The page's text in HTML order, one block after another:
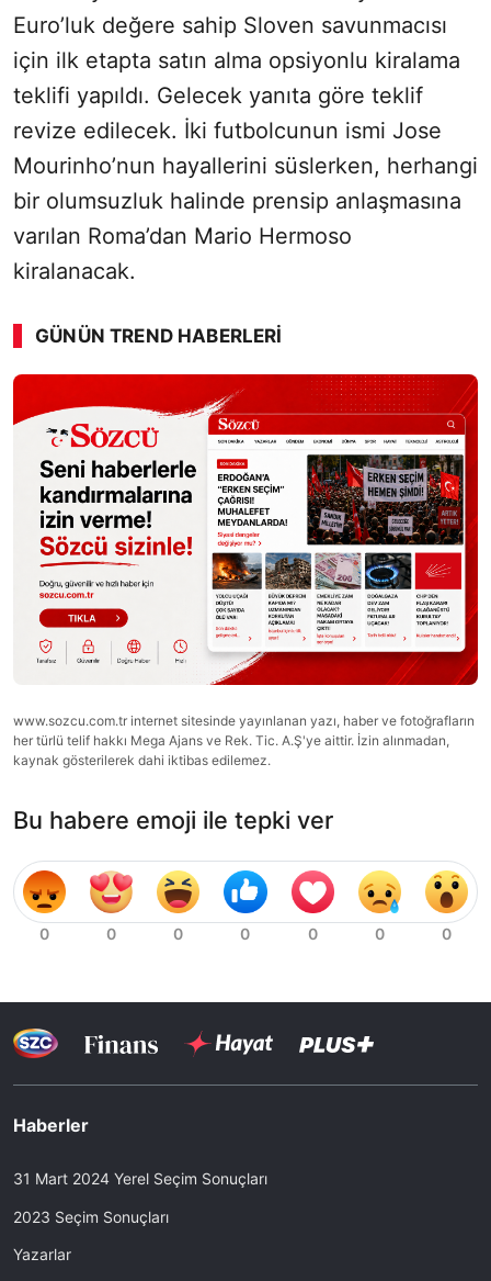
Euro’luk değere sahip Sloven savunmacısı
için ilk etapta satın alma opsiyonlu kiralama
teklifi yapıldı. Gelecek yanıta göre teklif
revize edilecek. İki futbolcunun ismi Jose
Mourinho’nun hayallerini süslerken, herhangi
bir olumsuzluk halinde prensip anlaşmasına
varılan Roma’dan Mario Hermoso
kiralanacak.
GÜNÜN TREND HABERLERI
00:01 / 08:15
Sesi Aç
www.sozcu.com.tr internet sitesinde yayınlanan yazı, haber ve fotoğrafların
her türlü telif hakkı Mega Ajans ve Rek. Tic. A.Ş'ye aittir. İzin alınmadan,
kaynak gösterilerek dahi iktibas edilemez.
Bu habere emoji ile tepki ver
Haberler
31 Mart 2024 Yerel Seçim Sonuçları
2023 Seçim Sonuçları
Yazarlar